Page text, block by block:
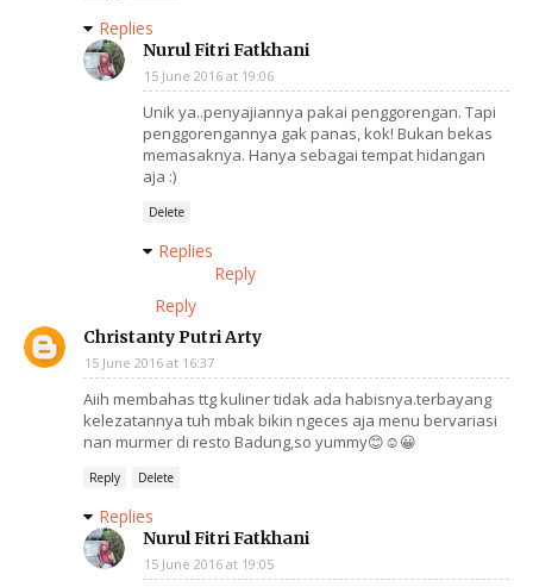
Replies
Nurul Fitri Fatkhani
15 June 2016 at 19:06
Unik ya..penyajiannya pakai penggorengan. Tapi
penggorengannya gak panas, kok! Bukan bekas
memasaknya. Hanya sebagai tempat hidangan
aja :)
Delete
Replies
Reply
Reply
Christanty Putri Arty
15 June 2016 at 16:37
Aiih membahas ttg kuliner tidak ada habisnya.terbayang
kelezatannya tuh mbak bikin ngeces aja menu bervariasi
nan murmer di resto Badung,so yummy😊☺😀
Reply Delete
Replies
Nurul Fitri Fatkhani
15 June 2016 at 19:05